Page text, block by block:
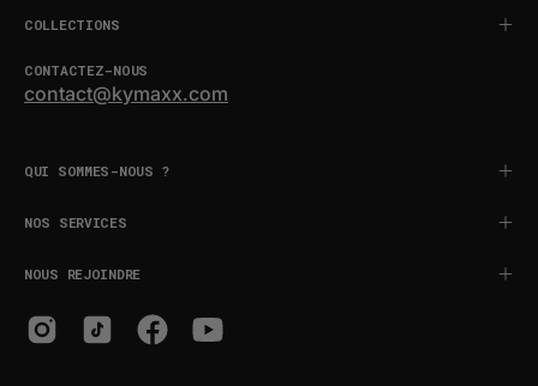
COLLECTIONS
CONTACTEZ-NOUS
contact@kymaxx.com
QUI SOMMES-NOUS ?
NOS SERVICES
NOUS REJOINDRE